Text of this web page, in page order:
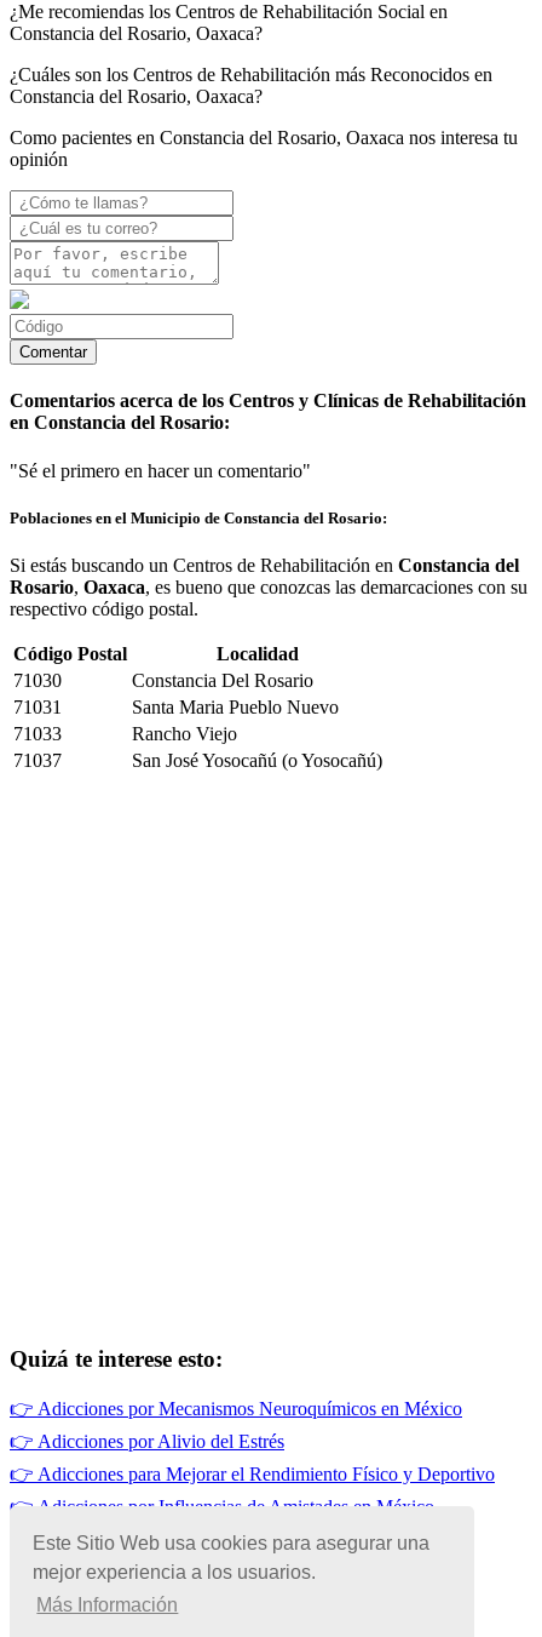
Este Sitio Web usa cookies para asegurar una
mejor experiencia a los usuarios.
Más Información
¿Me recomiendas los Centros de Rehabilitación Social en
Constancia del Rosario, Oaxaca?
¿Cuáles son los Centros de Rehabilitación más Reconocidos en
Constancia del Rosario, Oaxaca?
Como pacientes en Constancia del Rosario, Oaxaca nos interesa tu
opinión
Comentarios acerca de los Centros y Clínicas de Rehabilitación
en Constancia del Rosario:
"Sé el primero en hacer un comentario"
Poblaciones en el Municipio de Constancia del Rosario:
Si estás buscando un Centros de Rehabilitación en Constancia del
Rosario, Oaxaca, es bueno que conozcas las demarcaciones con su
respectivo código postal.
Código Postal
Localidad
71030
Constancia Del Rosario
71031
Santa Maria Pueblo Nuevo
71033
Rancho Viejo
71037
San José Yosocañú (o Yosocañú)
Quizá te interese esto:
👉 Adicciones por Mecanismos Neuroquímicos en México
👉 Adicciones por Alivio del Estrés
👉 Adicciones para Mejorar el Rendimiento Físico y Deportivo
👉 Adicciones por Influencias de Amistades en México
👉Drogadicción en México
👉Adicciones por Curiosidad en México
© Copyright 2026 | Todos los Derechos Reservados